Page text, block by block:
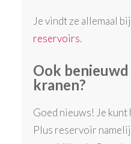
Je vindt ze allemaal
reservoirs.
Ook benieuwd
kranen?
Goed nieuws! Je
Plus reservoir